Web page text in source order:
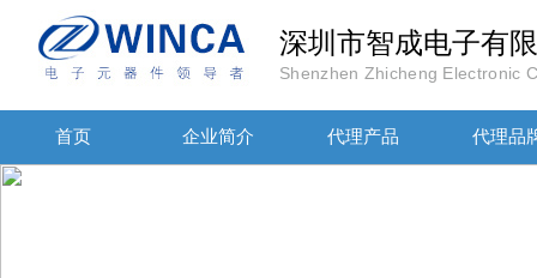
深圳市智成电子有
Shenzhen Zhicheng Electronic
首页 企业简介 代理产品 代理品
高压贴片电容2220 2KV X7R 0.01UF封装